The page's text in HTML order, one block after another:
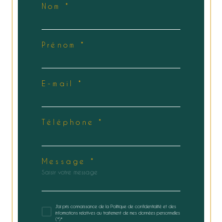
Nom *
Prénom *
E-mail *
Téléphone *
Message *
J'ai pris connaissance de la Politique de confidentialité et des
informations relatives au traitement de mes données personnelles
(*)*